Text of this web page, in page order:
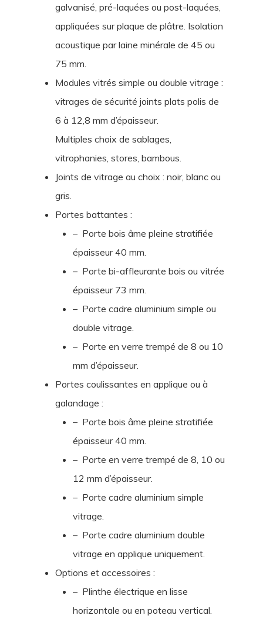
galvanisé, pré-laquées ou post-laquées,
appliquées sur plaque de plâtre. Isolation
acoustique par laine minérale de 45 ou
75 mm.
Modules vitrés simple ou double vitrage :
vitrages de sécurité joints plats polis de
6 à 12,8 mm d’épaisseur.
Multiples choix de sablages,
vitrophanies, stores, bambous.
Joints de vitrage au choix : noir, blanc ou
gris.
Portes battantes :
– Porte bois âme pleine stratifiée
épaisseur 40 mm.
– Porte bi-affleurante bois ou vitrée
épaisseur 73 mm.
– Porte cadre aluminium simple ou
double vitrage.
– Porte en verre trempé de 8 ou 10
mm d’épaisseur.
Portes coulissantes en applique ou à
galandage :
– Porte bois âme pleine stratifiée
épaisseur 40 mm.
– Porte en verre trempé de 8, 10 ou
12 mm d’épaisseur.
– Porte cadre aluminium simple
vitrage.
– Porte cadre aluminium double
vitrage en applique uniquement.
Options et accessoires :
– Plinthe électrique en lisse
horizontale ou en poteau vertical.